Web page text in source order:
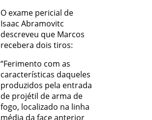
O exame pericial de
Isaac Abramovitc
descreveu que Marcos
recebera dois tiros:
“Ferimento com as
características daqueles
produzidos pela entrada
de projétil de arma de
fogo, localizado na linha
média da face anterior